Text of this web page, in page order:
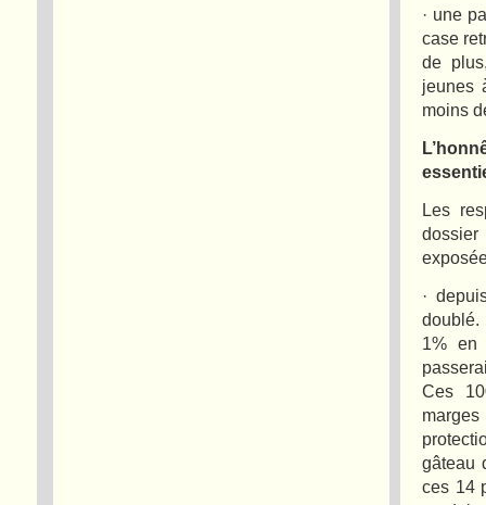
· une
case
de
jeunes
moins
Les
dossier
·
doublé.
1% en
Ces
gâteau
ces 14